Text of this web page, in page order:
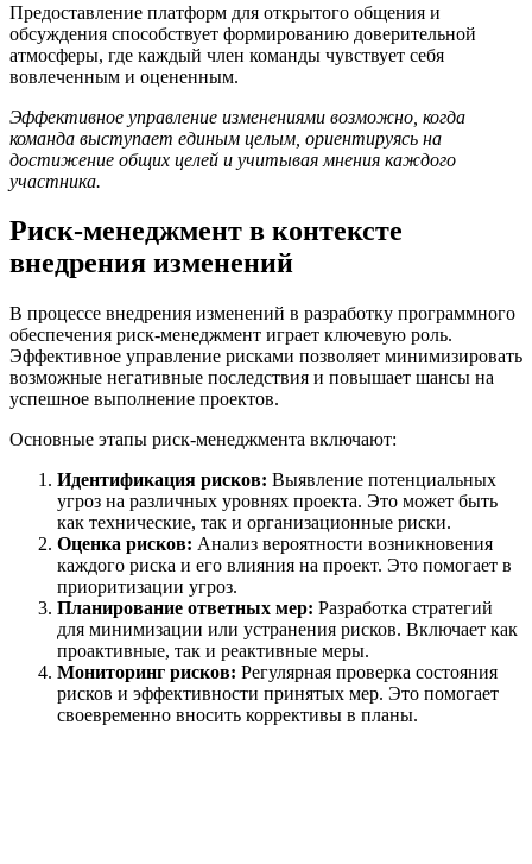
Предоставление платформ для открытого общения и
обсуждения способствует формированию доверительной
атмосферы, где каждый член команды чувствует себя
вовлеченным и оцененным.
Эффективное управление изменениями возможно, когда
команда выступает единым целым, ориентируясь на
достижение общих целей и учитывая мнения каждого
участника.
Риск-менеджмент в контексте
внедрения изменений
В процессе внедрения изменений в разработку программного
обеспечения риск-менеджмент играет ключевую роль.
Эффективное управление рисками позволяет минимизировать
возможные негативные последствия и повышает шансы на
успешное выполнение проектов.
Основные этапы риск-менеджмента включают:
Идентификация рисков: Выявление потенциальных
угроз на различных уровнях проекта. Это может быть
как технические, так и организационные риски.
Оценка рисков: Анализ вероятности возникновения
каждого риска и его влияния на проект. Это помогает в
приоритизации угроз.
Планирование ответных мер: Разработка стратегий
для минимизации или устранения рисков. Включает как
проактивные, так и реактивные меры.
Мониторинг рисков: Регулярная проверка состояния
рисков и эффективности принятых мер. Это помогает
своевременно вносить коррективы в планы.